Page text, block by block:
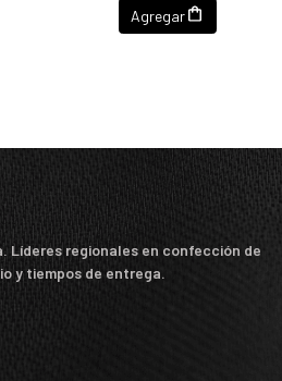
Agregar
Líderes regionales en confección de
y tiempos de entrega.